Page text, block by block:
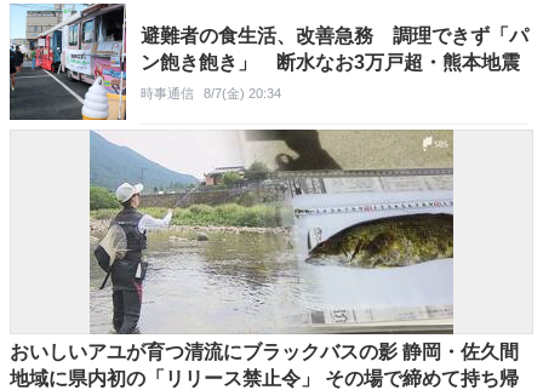
避難者の食生活、改善急務 調理できず「パ
ン飽き飽き」 断水なお3万戸超・熊本地震
時事通信 8/7(金) 20:34
おいしいアユが育つ清流にブラックバスの影 静岡・佐久間
地域に県内初の「リリース禁止令」 その場で締めて持ち帰